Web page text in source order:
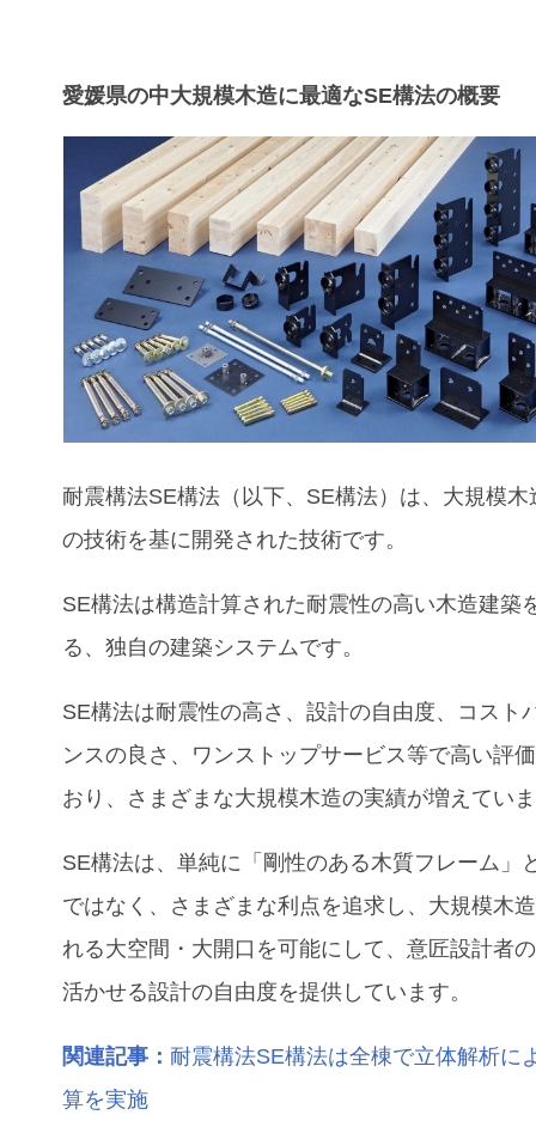
愛媛県の中大規模木造に最適なSE構法の概要
耐震構法SE構法（以下、SE構法）は、大規模木
の技術を基に開発された技術です。
SE構法は構造計算された耐震性の高い木造建築
る、独自の建築システムです。
SE構法は耐震性の高さ、設計の自由度、コスト
ンスの良さ、ワンストップサービス等で高い評
おり、さまざまな大規模木造の実績が増えてい
SE構法は、単純に「剛性のある木質フレーム」
ではなく、さまざまな利点を追求し、大規模木
れる大空間・大開口を可能にして、意匠設計者
活かせる設計の自由度を提供しています。
関連記事： 耐震構法SE構法は全棟で立体解析に
算を実施